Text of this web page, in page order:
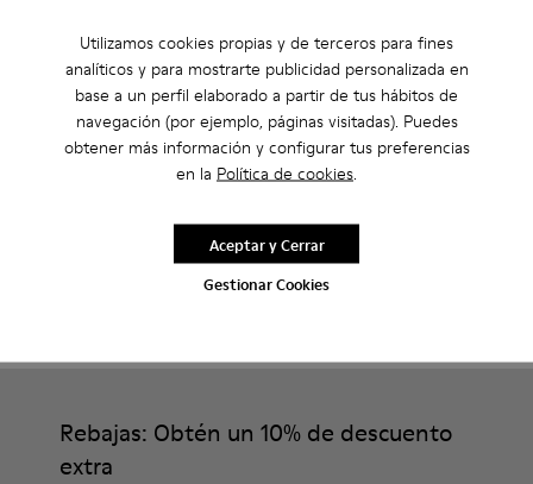
Utilizamos cookies propias y de terceros para fines
analíticos y para mostrarte publicidad personalizada en
base a un perfil elaborado a partir de tus hábitos de
navegación (por ejemplo, páginas visitadas). Puedes
obtener más información y configurar tus preferencias
en la Política de cookies.
Gestionar Cookies
Aceptar y Cerrar
Zapatos Casual
Zapatillas de Casa
Zapatos de vestir
Plataformas / Cuñas
Zapatos de tacón
Rebajas: Obtén un 10% de descuento
extra